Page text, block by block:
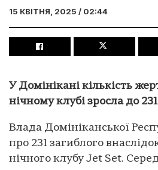
15 КВІТНЯ, 2025 / 02:44
У Домінікані кількість
нічному клубі зросла до
Влада Домініканської
про 231 загиблого
нічного клубу Jet Set.